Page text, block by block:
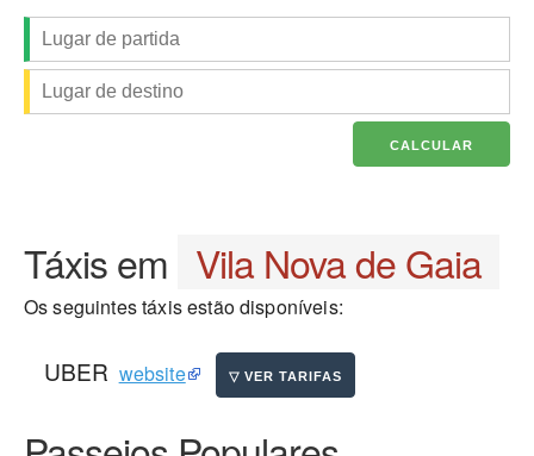
Táxis em Vila Nova de Gaia
Os seguintes táxis estão disponíveis:
UBER website